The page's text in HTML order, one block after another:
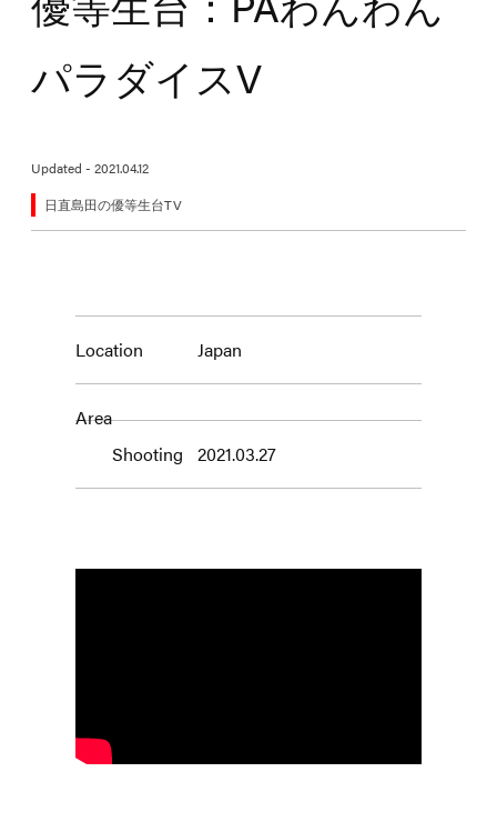
パラダイスV
Updated - 2021.04.12
日直島田の優等生台TV
Location Japan
Area
Shooting
2021.03.27